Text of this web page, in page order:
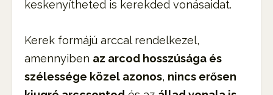
keskenyítheted is kerekded vonásaidat.
Kerek formájú arccal rendelkezel,
amennyiben az arcod hosszúsága és
szélessége közel azonos, nincs erősen